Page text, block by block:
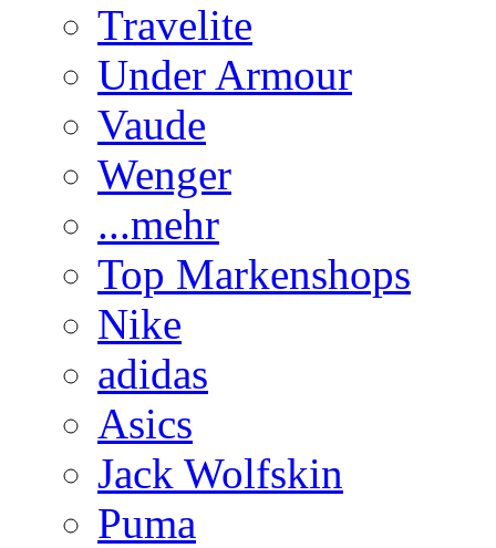
Travelite
Under Armour
Vaude
Wenger
...mehr
Top Markenshops
Nike
adidas
Asics
Jack Wolfskin
Puma